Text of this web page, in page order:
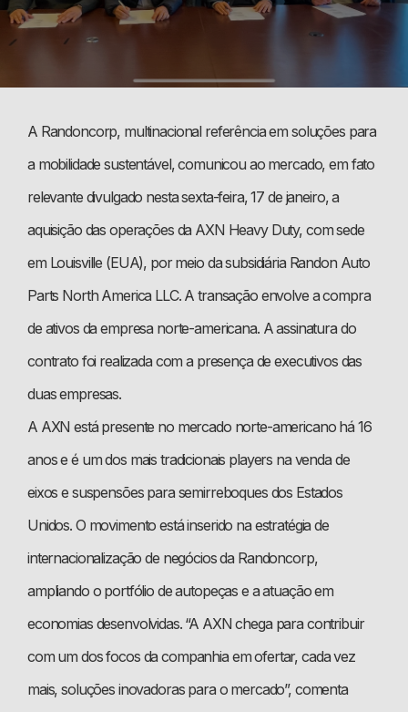
A Randoncorp, multinacional referência em soluções para
a mobilidade sustentável, comunicou ao mercado, em fato
relevante divulgado nesta sexta-feira, 17 de janeiro, a
aquisição das operações da AXN Heavy Duty, com sede
em Louisville (EUA), por meio da subsidiária Randon Auto
Parts North America LLC. A transação envolve a compra
de ativos da empresa norte-americana. A assinatura do
contrato foi realizada com a presença de executivos das
duas empresas.
A AXN está presente no mercado norte-americano há 16
anos e é um dos mais tradicionais players na venda de
eixos e suspensões para semirreboques dos Estados
Unidos. O movimento está inserido na estratégia de
internacionalização de negócios da Randoncorp,
ampliando o portfólio de autopeças e a atuação em
economias desenvolvidas. “A AXN chega para contribuir
com um dos focos da companhia em ofertar, cada vez
mais, soluções inovadoras para o mercado”, comenta